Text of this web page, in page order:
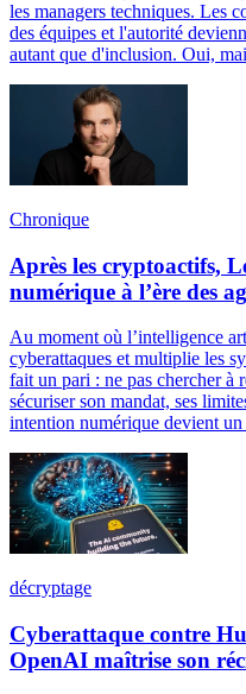
les managers techniques. Les
des équipes et l'autorité
autant que d'inclusion. Oui,
Chronique
Après les cryptoactifs,
numérique à l’ère des
Au moment où l’intelligence
cyberattaques et multiplie les
fait un pari : ne pas chercher à
sécuriser son mandat, ses
intention numérique devient un
décryptage
Cyberattaque contre
OpenAI maîtrise son